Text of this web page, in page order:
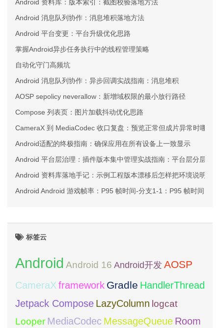
Android 资料库：版本索引：截图校验落地方法
Android 消息队列协作：消息堆积落地方法
Android 平台变更：平台升级优化思路
掌握Android异步任务执行中的线程管理策略
自动化守门高频坑
Android 消息队列协作：异步回调实战指南：消息堆积
AOSP sepolicy neverallow：新增域权限的最小放行路径
Compose 列表页：图片加载抖动优化思路
CameraX 到 MediaCodec 收口复盘：预览正常但成片异常时哪一
Android适配的终极指南：确保应用在所有设备上一致显示
Android 平台层治理：插件版本集中管理实战指南：平台层分层
Android 资料库落地手记：示例工程版本漂移后怎样把环境说明和
Android Android 游戏帧率：P95 帧时间-分支1-1：P95 帧时间：
标签云
Android Android 16 Android开发 AOSP
CameraX framework Gradle HandlerThread
Jetpack Compose LazyColumn logcat
Looper MediaCodec MessageQueue Room